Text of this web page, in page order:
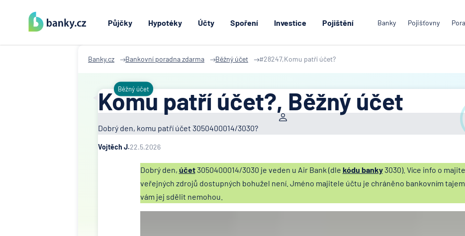
Půjčky Hypotéky Účty Spoření Investice Pojištění Banky Pojišťovny
Banky.cz Bankovní poradna zdarma Běžný účet #28247,Komu patří účet?
Běžný účet
Komu patří účet?, Běžný účet
Dobrý den, komu patří účet 3050400014/3030?
Vojtěch J.22.5.2026
Dobrý den, účet3050400014/3030 je veden u Air Bank (dle kódu banky3030). Více info o
veřejných zdrojů dostupných bohužel není. Jméno majitele účtu je chráněno bankovním
vám jej sdělit nemohou.